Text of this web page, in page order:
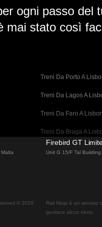
ogni passo del
mai stato così
Treni Da Porto A
Treni Da Lagos A
Treni Da Faro A
Treni Da Braga A
Treni Da Madrid A
Treni Da Siviglia A
Firebird GT
Unit G 15/F Tal
© 2026
Rail Ninja è un servizio
gestisce alcun treno.